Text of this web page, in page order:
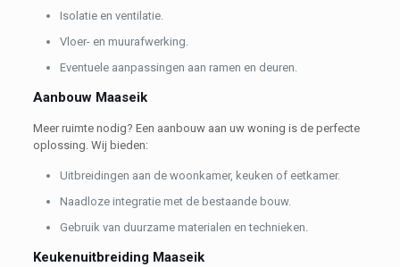
Isolatie en ventilatie.
Vloer- en muurafwerking.
Eventuele aanpassingen aan ramen en deuren.
Aanbouw Maaseik
Meer ruimte nodig? Een aanbouw aan uw woning is de perfecte
oplossing. Wij bieden:
Uitbreidingen aan de woonkamer, keuken of eetkamer.
Naadloze integratie met de bestaande bouw.
Gebruik van duurzame materialen en technieken.
Keukenuitbreiding Maaseik